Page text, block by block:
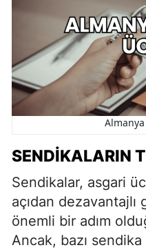
SENDIKALARIN
Sendikalar, asgari
açıdan
önemli bir adım
Ancak, bazı